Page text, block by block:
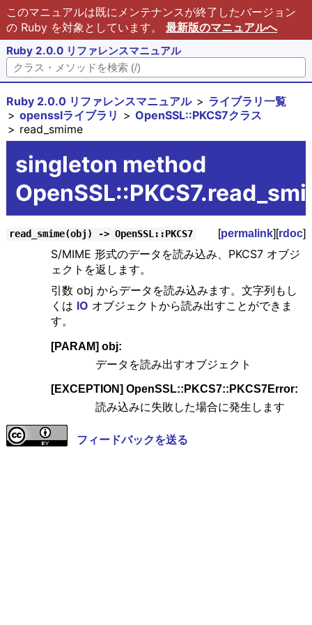
このマニュアルは既にメンテナンスが終了したバージョン
の Ruby を対象としています。 最新版のマニュアルへ
Ruby 2.0.0 リファレンスマニュアル
Ruby 2.0.0 リファレンスマニュアル
ライブラリ一覧
opensslライブラリ
OpenSSL::PKCS7クラス
read_smime
singleton method
read_smime(obj) -> OpenSSL::PKCS7 [permalink][rdoc]
S/MIME 形式のデータを読み込み、PKCS7 オブジ
ェクトを返します。
引数 obj からデータを読み込みます。文字列もし
くは IO オブジェクトから読み出すことができま
す。
[PARAM] obj:
データを読み出すオブジェクト
[EXCEPTION] OpenSSL::PKCS7::PKCS7Error:
読み込みに失敗した場合に発生します
フィードバックを送る